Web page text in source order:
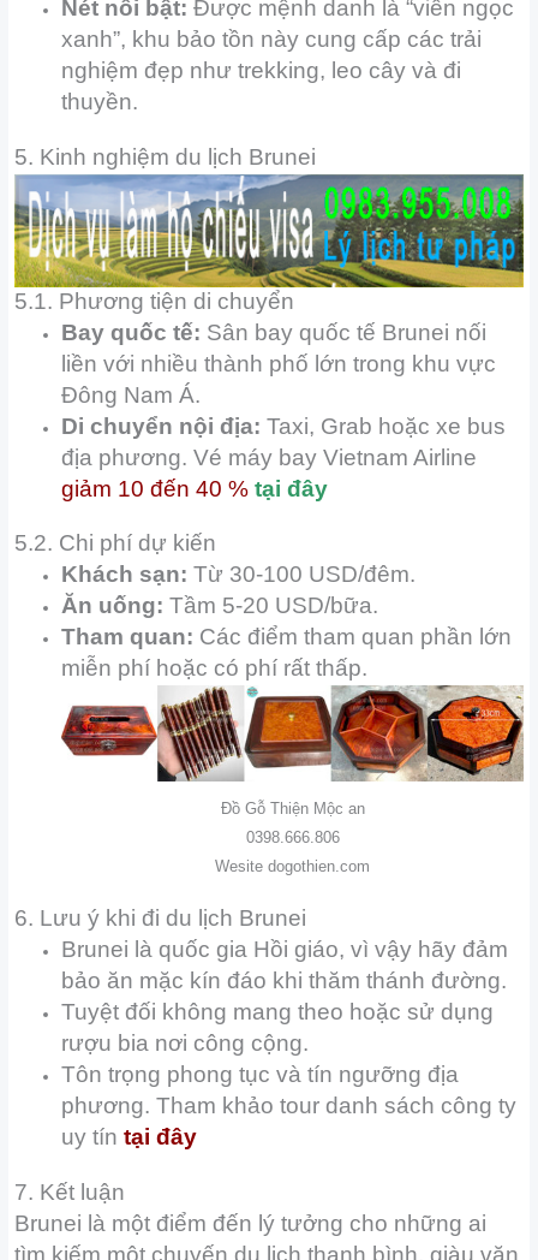
Nét nổi bật: Được mệnh danh là “viên ngọc
xanh”, khu bảo tồn này cung cấp các trải
nghiệm đẹp như trekking, leo cây và đi
thuyền.
5. Kinh nghiệm du lịch Brunei
5.1. Phương tiện di chuyển
Bay quốc tế: Sân bay quốc tế Brunei nối
liền với nhiều thành phố lớn trong khu vực
Đông Nam Á.
Di chuyển nội địa: Taxi, Grab hoặc xe bus
địa phương. Vé máy bay Vietnam Airline
giảm 10 đến 40 %tại đây
5.2. Chi phí dự kiến
Khách sạn: Từ 30-100 USD/đêm.
Ăn uống: Tầm 5-20 USD/bữa.
Tham quan: Các điểm tham quan phần lớn
miễn phí hoặc có phí rất thấp.
Đồ Gỗ Thiện Mộc an
0398.666.806
Wesite dogothien.com
6. Lưu ý khi đi du lịch Brunei
Brunei là quốc gia Hồi giáo, vì vậy hãy đảm
bảo ăn mặc kín đáo khi thăm thánh đường.
Tuyệt đối không mang theo hoặc sử dụng
rượu bia nơi công cộng.
Tôn trọng phong tục và tín ngưỡng địa
phương. Tham khảo tour danh sách công ty
uy tín tại đây
7. Kết luận
Brunei là một điểm đến lý tưởng cho những ai
tìm kiếm một chuyến du lịch thanh bình, giàu văn